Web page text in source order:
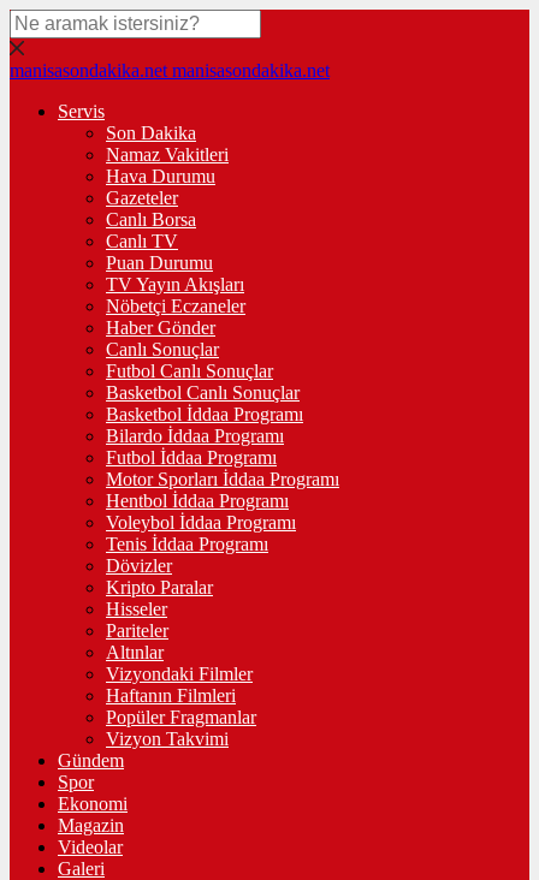
manisasondakika.net manisasondakika.net
Servis
Son Dakika
Namaz Vakitleri
Hava Durumu
Gazeteler
Canlı Borsa
Canlı TV
Puan Durumu
TV Yayın Akışları
Nöbetçi Eczaneler
Haber Gönder
Canlı Sonuçlar
Futbol Canlı Sonuçlar
Basketbol Canlı Sonuçlar
Basketbol İddaa Programı
Bilardo İddaa Programı
Futbol İddaa Programı
Motor Sporları İddaa Programı
Hentbol İddaa Programı
Voleybol İddaa Programı
Tenis İddaa Programı
Dövizler
Kripto Paralar
Hisseler
Pariteler
Altınlar
Vizyondaki Filmler
Haftanın Filmleri
Popüler Fragmanlar
Vizyon Takvimi
Gündem
Spor
Ekonomi
Magazin
Videolar
Galeri